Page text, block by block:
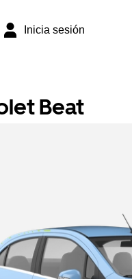
Inicia sesión
Beat